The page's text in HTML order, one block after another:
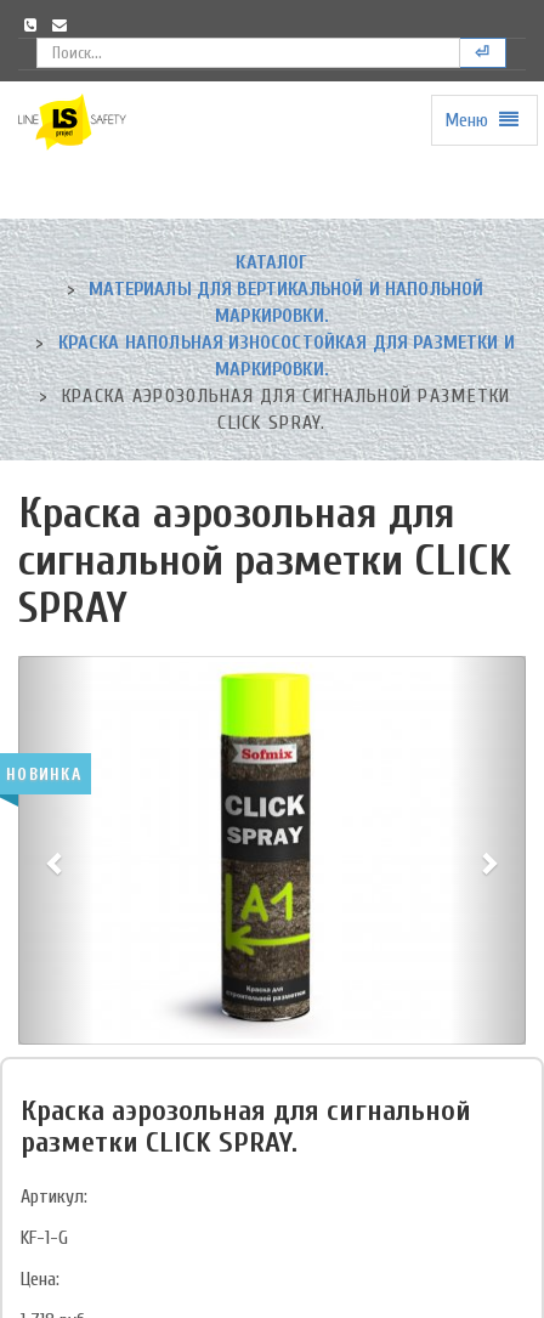
⏎
to
homepage
Меню
КАТАЛОГ
МАТЕРИАЛЫ ДЛЯ ВЕРТИКАЛЬНОЙ И НАПОЛЬНОЙ
МАРКИРОВКИ.
КРАСКА НАПОЛЬНАЯ ИЗНОСОСТОЙКАЯ ДЛЯ РАЗМЕТКИ И
МАРКИРОВКИ.
КРАСКА АЭРОЗОЛЬНАЯ ДЛЯ СИГНАЛЬНОЙ РАЗМЕТКИ
CLICK SPRAY.
Краска аэрозольная для
сигнальной разметки CLICK
SPRAY
НОВИНКА
Краска аэрозольная для сигнальной
разметки CLICK SPRAY.
Артикул:
KF-1-G
Цена: